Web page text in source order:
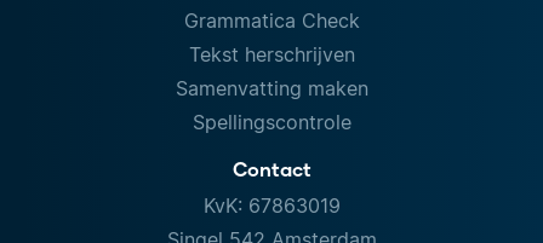
Grammatica Check
Tekst herschrijven
Samenvatting maken
Spellingscontrole
Contact
KvK: 67863019